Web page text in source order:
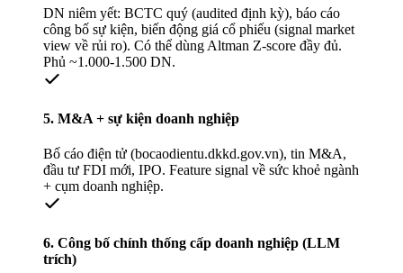
DN niêm yết: BCTC quý (audited định kỳ), báo cáo
công bố sự kiện, biến động giá cổ phiếu (signal market
view về rủi ro). Có thể dùng Altman Z-score đầy đủ.
Phủ ~1.000-1.500 DN.
5. M&A + sự kiện doanh nghiệp
Bố cáo điện tử (bocaodientu.dkkd.gov.vn), tin M&A,
đầu tư FDI mới, IPO. Feature signal về sức khoẻ ngành
+ cụm doanh nghiệp.
6. Công bố chính thống cấp doanh nghiệp (LLM
trích)